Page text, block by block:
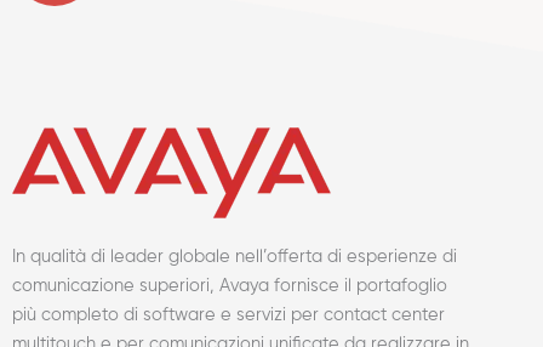
In qualità di leader globale nell’offerta di esperienze di
comunicazione superiori, Avaya fornisce il portafoglio
più completo di software e servizi per contact center